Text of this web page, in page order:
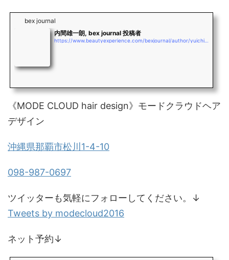
bex journal
内間雄一朗, bex journal 投稿者
《MODE CLOUD hair design》モードクラウドヘア
デザイン
沖縄県那覇市松川1-4-10
098-987-0697
ツイッターも気軽にフォローしてください。↓
Tweets by modecloud2016
ネット予約↓